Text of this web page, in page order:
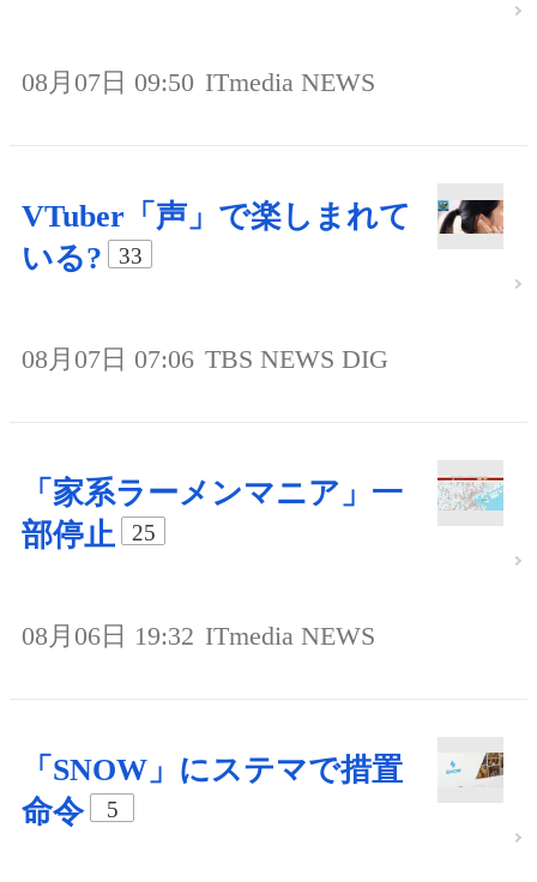
08月07日 09:50 ITmedia NEWS
VTuber「声」で楽しまれて
いる?
33
08月07日 07:06 TBS NEWS DIG
「家系ラーメンマニア」一
部停止
25
08月06日 19:32 ITmedia NEWS
「SNOW」にステマで措置
命令
5